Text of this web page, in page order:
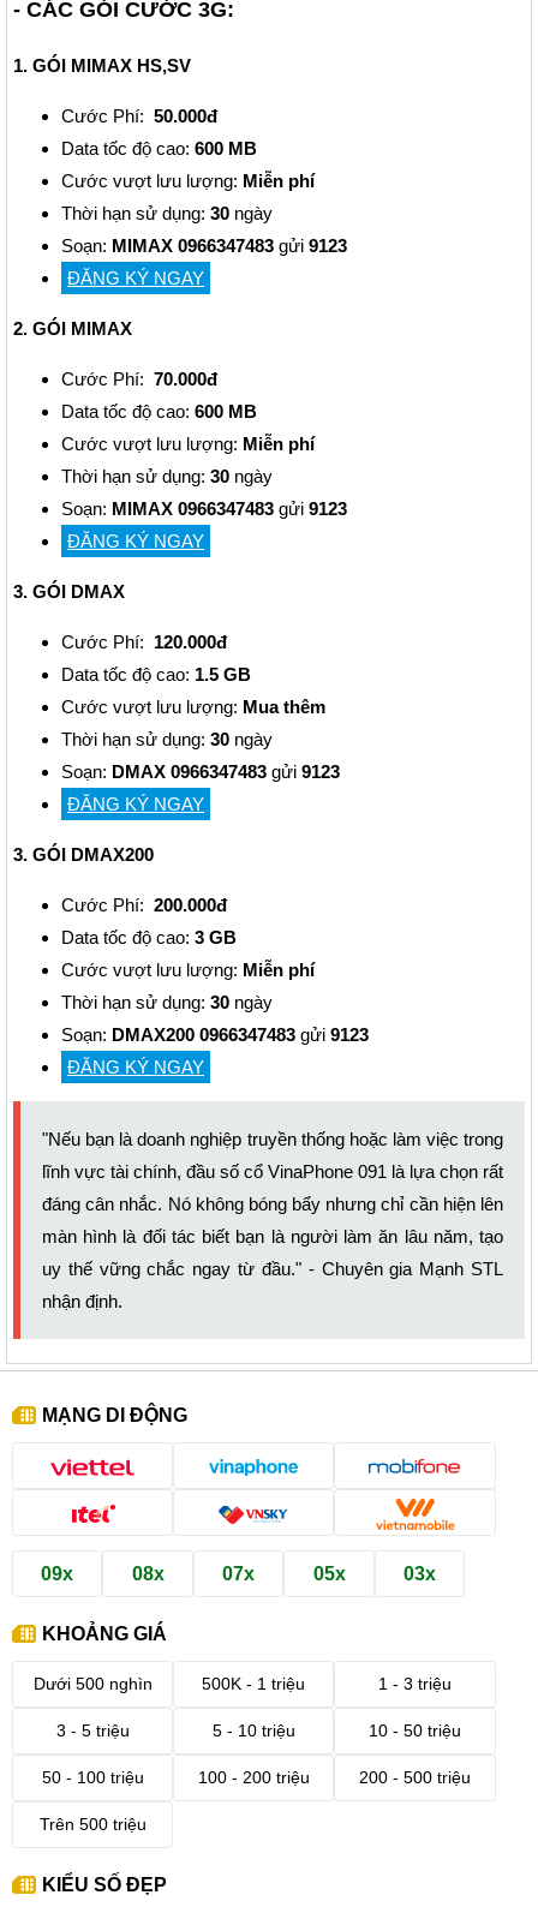
- CÁC GÓI CƯỚC 3G:
1. GÓI MIMAX HS,SV
Cước Phí: 50.000đ
Data tốc độ cao: 600 MB
Cước vượt lưu lượng: Miễn phí
Thời hạn sử dụng: 30 ngày
Soạn: MIMAX 0966347483 gửi 9123
ĐĂNG KÝ NGAY
2. GÓI MIMAX
Cước Phí: 70.000đ
Data tốc độ cao: 600 MB
Cước vượt lưu lượng: Miễn phí
Thời hạn sử dụng: 30 ngày
Soạn: MIMAX 0966347483 gửi 9123
ĐĂNG KÝ NGAY
3. GÓI DMAX
Cước Phí: 120.000đ
Data tốc độ cao: 1.5 GB
Cước vượt lưu lượng: Mua thêm
Thời hạn sử dụng: 30 ngày
Soạn: DMAX 0966347483 gửi 9123
ĐĂNG KÝ NGAY
3. GÓI DMAX200
Cước Phí: 200.000đ
Data tốc độ cao: 3 GB
Cước vượt lưu lượng: Miễn phí
Thời hạn sử dụng: 30 ngày
Soạn: DMAX200 0966347483 gửi 9123
ĐĂNG KÝ NGAY
"Nếu bạn là doanh nghiệp truyền thống hoặc làm việc trong
lĩnh vực tài chính, đầu số cổ VinaPhone 091 là lựa chọn rất
đáng cân nhắc. Nó không bóng bẩy nhưng chỉ cần hiện lên
màn hình là đối tác biết bạn là người làm ăn lâu năm, tạo
uy thế vững chắc ngay từ đầu." - Chuyên gia Mạnh STL
nhận định.
MẠNG DI ĐỘNG
09x 08x 07x 05x 03x
KHOẢNG GIÁ
Dưới 500 nghìn 500K - 1 triệu 1 - 3 triệu
3 - 5 triệu 5 - 10 triệu 10 - 50 triệu
50 - 100 triệu 100 - 200 triệu 200 - 500 triệu
Trên 500 triệu
KIỂU SỐ ĐẸP